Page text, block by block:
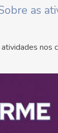
as
nos